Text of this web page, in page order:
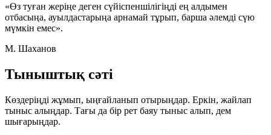
«Өз туған жеріңе деген сүйіспеншілігіңді ең алдымен
отбасыңа, ауылдастарыңа арнамай тұрып, барша әлемді сүю
мүмкін емес».
М. Шаханов
Тыныштық сәті
Көздеріңді жұмып, ыңғайланып отырыңдар. Еркін, жайлап
тыныс алыңдар. Тағы да бір рет баяу тыныс алып, дем
шығарыңдар.